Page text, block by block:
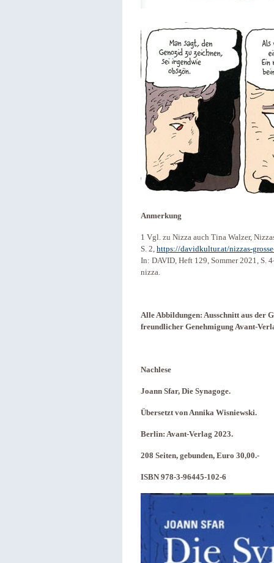
Anmerkung
1 Vgl. zu Nizza auch Tina Walzer,
S. 2, https://davidkultur.at/nizzas-
In: DAVID, Heft 129, Sommer 2021,
nizza.
Alle Abbildungen: Ausschnitt aus der
freundlicher Genehmigung Avant-
Nachlese
Joann Sfar, Die Synagoge.
Übersetzt von Annika Wisniewski.
Berlin: Avant-Verlag 2023.
208 Seiten, gebunden, Euro 30,00.-
ISBN 978-3-96445-102-6